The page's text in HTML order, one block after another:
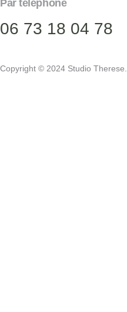
Par téléphone
06 73 18 04 78
Copyright © 2024 Studio Therese.